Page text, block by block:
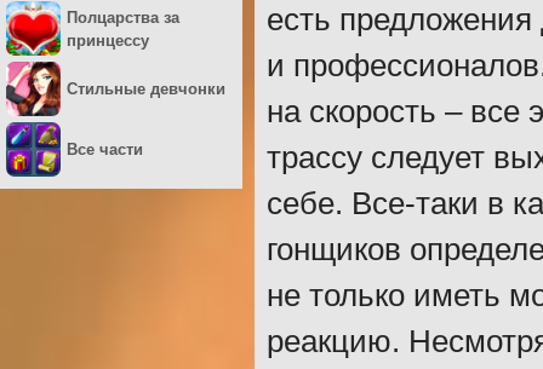
есть
и
на скорость – все
трассу следует
себе. Все-таки в
гонщиков
не только иметь
реакцию.
Полцарства за
принцессу
Стильные девчонки
Все части